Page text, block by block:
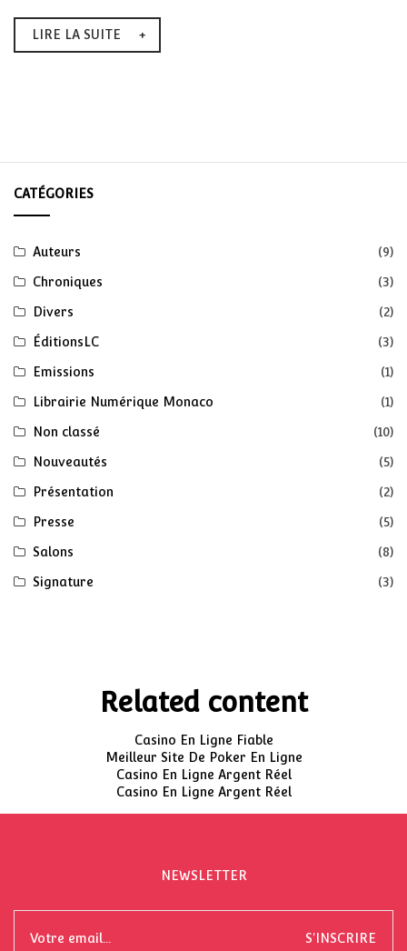
LIRE LA SUITE
CATÉGORIES
Auteurs (9)
Chroniques (3)
Divers (2)
ÉditionsLC (3)
Emissions (1)
Librairie Numérique Monaco (1)
Non classé (10)
Nouveautés (5)
Présentation (2)
Presse (5)
Salons (8)
Signature (3)
Related content
Casino En Ligne Fiable
Meilleur Site De Poker En Ligne
Casino En Ligne Argent Réel
Casino En Ligne Argent Réel
NEWSLETTER
S'INSCRIRE